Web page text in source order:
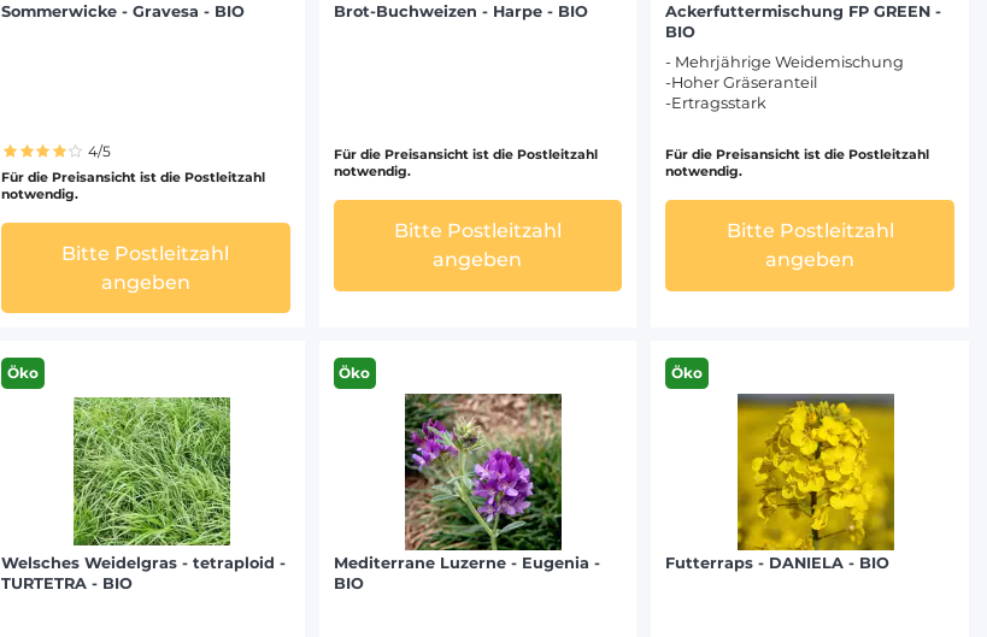
Sommerwicke - Gravesa - BIO
4/5
Für die Preisansicht ist die Postleitzahl
notwendig.
Bitte Postleitzahl
angeben
Brot-Buchweizen - Harpe - BIO
Für die Preisansicht ist die Postleitzahl
notwendig.
Bitte Postleitzahl
angeben
Ackerfuttermischung FP GREEN -
BIO
- Mehrjährige Weidemischung
-Hoher Gräseranteil
-Ertragsstark
Für die Preisansicht ist die Postleitzahl
notwendig.
Bitte Postleitzahl
angeben
Öko
Welsches Weidelgras - tetraploid -
TURTETRA - BIO
Öko
Mediterrane Luzerne - Eugenia -
BIO
Öko
Futterraps - DANIELA - BIO